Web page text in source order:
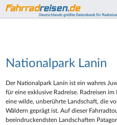
Nationalpark Lanin
Der Nationalpark Lanín ist ein wahres
für eine exklusive Radreise. Radreisen
eine wilde, unberührte Landschaft, die
Wäldern geprägt ist. Auf dieser
beeindruckendsten Landschaften